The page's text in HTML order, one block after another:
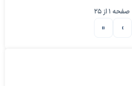
صفحه 1 از 25
صفحه بعدی›
»